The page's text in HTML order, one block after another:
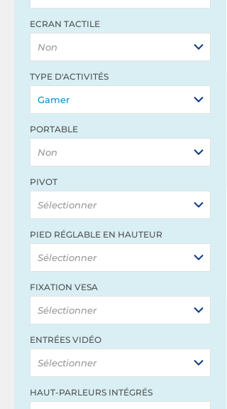
ECRAN TACTILE
Non
TYPE D'ACTIVITÉS
Gamer
PORTABLE
Non
PIVOT
Sélectionner
PIED RÉGLABLE EN HAUTEUR
Sélectionner
FIXATION VESA
Sélectionner
ENTRÉES VIDÉO
Sélectionner
HAUT-PARLEURS INTÉGRÉS